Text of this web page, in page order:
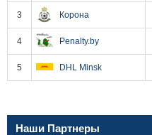
3 Корона
4 Penalty.by
5 DHL Minsk
Наши Партнеры